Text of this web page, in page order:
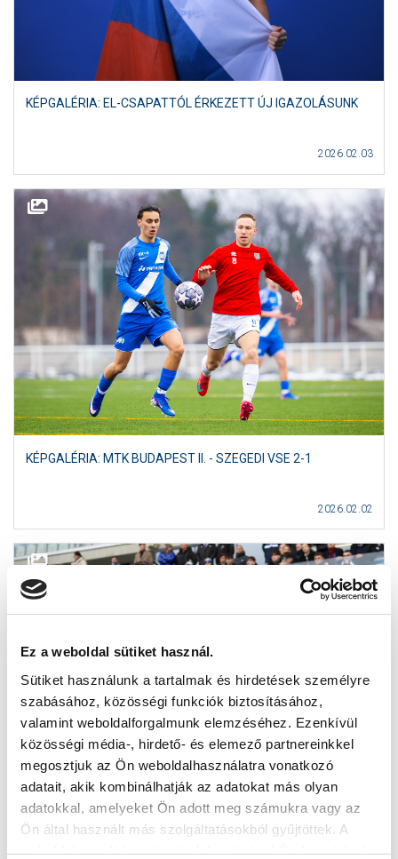
Ez a weboldal sütiket használ.
Sütiket használunk a tartalmak és hirdetések személyre
szabásához, közösségi funkciók biztosításához,
valamint weboldalforgalmunk elemzéséhez. Ezenkívül
közösségi média-, hirdető- és elemező partnereinkkel
megosztjuk az Ön weboldalhasználatra vonatkozó
adatait, akik kombinálhatják az adatokat más olyan
adatokkal, amelyeket Ön adott meg számukra vagy az
Ön által használt más szolgáltatásokból gyűjtöttek. A
weboldalon való böngészés folytatásával Ön hozzájárul a
KÉPGALÉRIA: EL-CSAPATTÓL ÉRKEZETT ÚJ IGAZOLÁSUNK
2026.02.03
KÉPGALÉRIA: MTK BUDAPEST II. - SZEGEDI VSE 2-1
2026.02.02
KÉPGALÉRIA: MTK BUDAPEST - KOLORCITY KAZINCBARCIKA
SC 1-3